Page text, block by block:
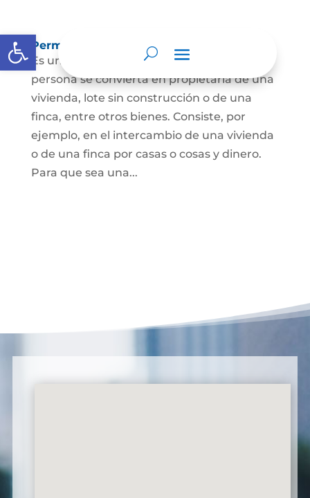
Abrir barra de herramientas
Permuta de Inmuebles
Es uno de los contratos para que una
persona se convierta en propietaria de una
vivienda, lote sin construcción o de una
finca, entre otros bienes. Consiste, por
ejemplo, en el intercambio de una vivienda
o de una finca por casas o cosas y dinero.
Para que sea una...